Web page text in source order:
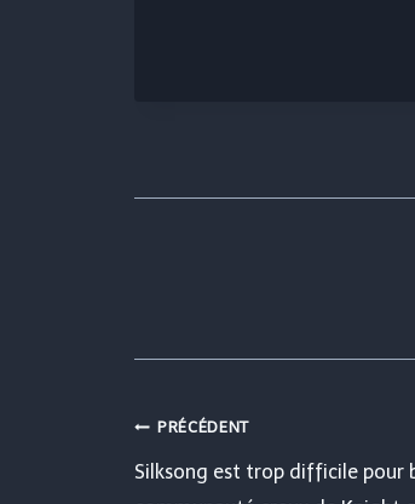
Navigation
PRÉCÉDENT
Silksong est trop difficile pour